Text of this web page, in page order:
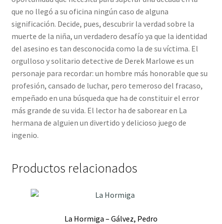
que no llegó a su oficina ningún caso de alguna
significación. Decide, pues, descubrir la verdad sobre la
muerte de la niña, un verdadero desafío ya que la identidad
del asesino es tan desconocida como la de su víctima. El
orgulloso y solitario detective de Derek Marlowe es un
personaje para recordar: un hombre más honorable que su
profesión, cansado de luchar, pero temeroso del fracaso,
empeñado en una búsqueda que ha de constituir el error
más grande de su vida. El lector ha de saborear en La
hermana de alguien un divertido y delicioso juego de
ingenio.
Productos relacionados
La Hormiga – Gálvez, Pedro